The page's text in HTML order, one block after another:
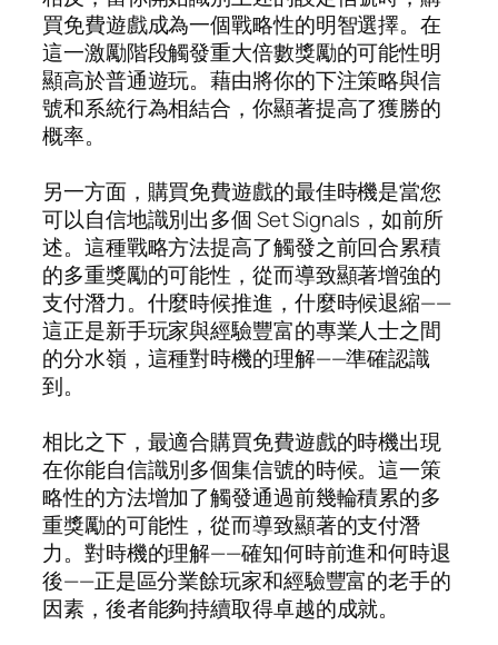
買免費遊戲成為一個戰略性的明智選擇。在
這一激勵階段觸發重大倍數獎勵的可能性明
顯高於普通遊玩。藉由將你的下注策略與信
號和系統行為相結合，你顯著提高了獲勝的
概率。
另一方面，購買免費遊戲的最佳時機是當您
可以自信地識別出多個 Set Signals，如前所
述。這種戰略方法提高了觸發之前回合累積
的多重獎勵的可能性，從而導致顯著增強的
支付潛力。什麼時候推進，什麼時候退縮——
這正是新手玩家與經驗豐富的專業人士之間
的分水嶺，這種對時機的理解——準確認識
到。
相比之下，最適合購買免費遊戲的時機出現
在你能自信識別多個集信號的時候。這一策
略性的方法增加了觸發通過前幾輪積累的多
重獎勵的可能性，從而導致顯著的支付潛
力。對時機的理解——確知何時前進和何時退
後——正是區分業餘玩家和經驗豐富的老手的
因素，後者能夠持續取得卓越的成就。